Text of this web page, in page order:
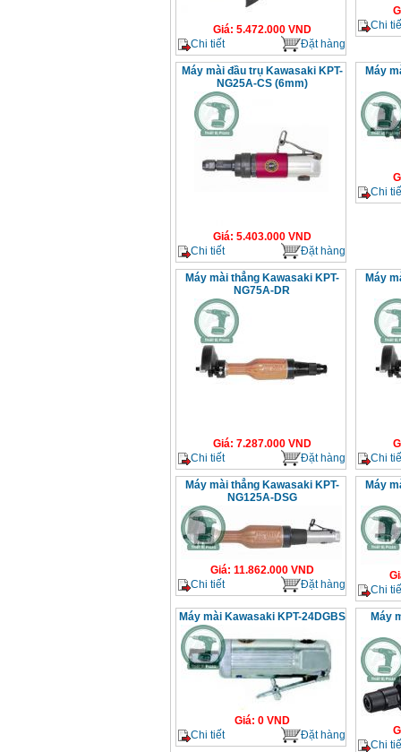
Giá: 5.472.000VND
Chi tiết
Đặt hàng
Chi
Máy mài đầu trụ Kawasaki KPT-
NG25A-CS (6mm)
Giá: 5.403.000VND
Chi tiết
Đặt hàng
Máy
Chi
Máy mài thẳng Kawasaki KPT-
NG75A-DR
Giá: 7.287.000VND
Chi tiết
Đặt hàng
Máy
Chi
Máy mài thẳng Kawasaki KPT-
NG125A-DSG
Giá: 11.862.000VND
Chi tiết
Đặt hàng
Máy
Chi
Máy mài Kawasaki KPT-24DGBS
Giá: 0VND
Chi tiết
Đặt hàng
Máy
Chi